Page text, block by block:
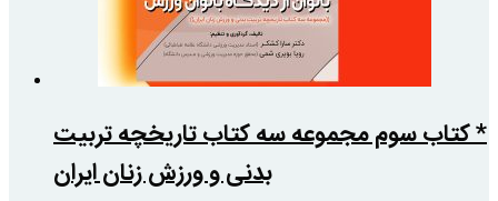
* کتاب سوم مجموعه سه کتاب تاریخچه تربیت
بدنی و ورزش زنان ایران